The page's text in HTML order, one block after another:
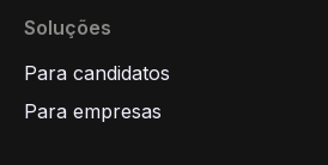
Soluções
Para candidatos
Para empresas